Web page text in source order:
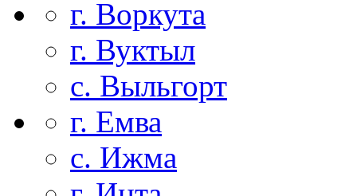
г. Воркута
г. Вуктыл
с. Выльгорт
г. Емва
с. Ижма